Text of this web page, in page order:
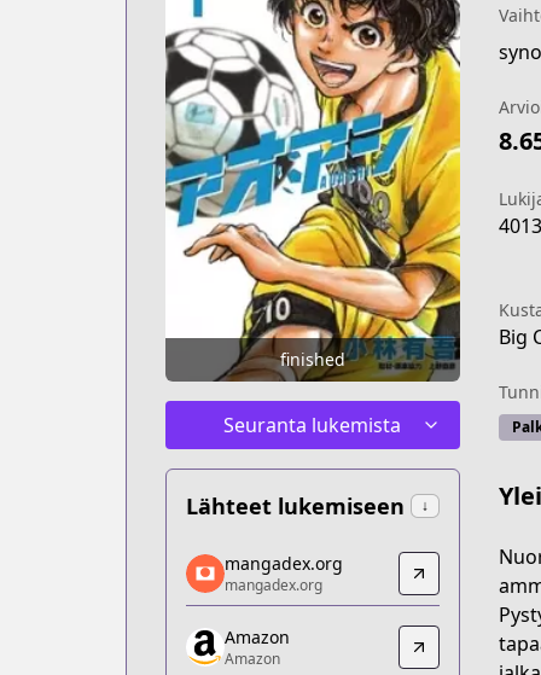
finished
Seuranta lukemista
Lähteet lukemiseen ↓
mangadex.org
mangadex.org
https://mangadex.org/title/b73371d4-
Amazon
mangadex.org
mangadex.org
Amazon
Amazon
Big